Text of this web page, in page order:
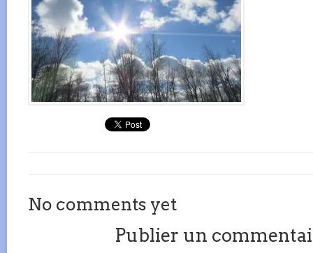
No comments yet
Publier un